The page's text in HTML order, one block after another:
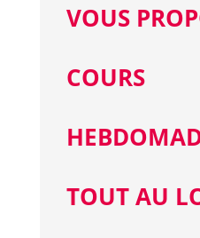
VOUS
COURS
TOUT AU